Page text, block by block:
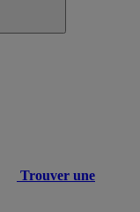
Trouver une